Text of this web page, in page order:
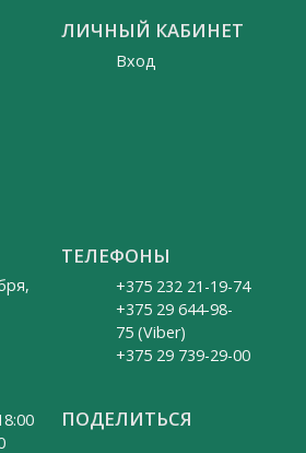
ЛИЧНЫЙ КАБИНЕТ
Вход
ТЕЛЕФОНЫ
+375 232 21-19-74
+375 29 644-98-
75 (Viber)
+375 29 739-29-00
ПОДЕЛИТЬСЯ